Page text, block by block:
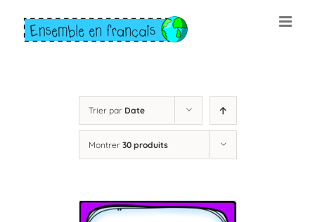
content
Trier par Date
Montrer 30 produits